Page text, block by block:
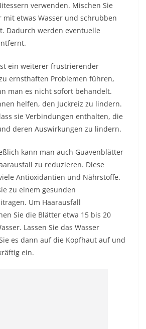
verwenden. Mischen Sie
etwas Wasser und schrubben
Dadurch werden eventuelle
ein weiterer frustrierender
ernsthaften Problemen führen,
man es nicht sofort behandelt.
helfen, den Juckreiz zu lindern.
sie Verbindungen enthalten, die
deren Auswirkungen zu lindern.
kann man auch Guavenblätter
zu reduzieren. Diese
Antioxidantien und Nährstoffe.
zu einem gesunden
Um Haarausfall
Sie die Blätter etwa 15 bis 20
Lassen Sie das Wasser
es dann auf die Kopfhaut auf und
ein.